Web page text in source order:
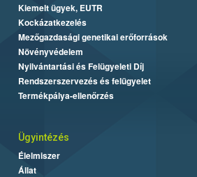
Kiemelt ügyek, EUTR
Kockázatkezelés
Mezőgazdasági genetikai erőforrások
Növényvédelem
Nyilvántartási és Felügyeleti Díj
Rendszerszervezés és felügyelet
Termékpálya-ellenőrzés
Ügyintézés
Élelmiszer
Állat